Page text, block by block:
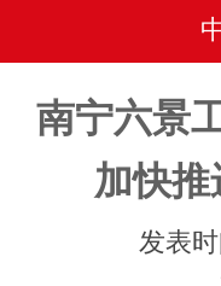
南宁六景
加快
发表